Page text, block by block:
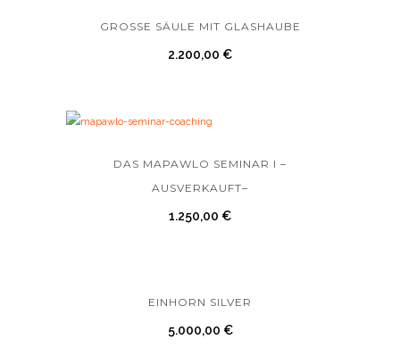
GROSSE SÄULE MIT GLASHAUBE
2.200,00 €
DAS MAPAWLO SEMINAR I –
AUSVERKAUFT–
1.250,00 €
EINHORN SILVER
5.000,00 €